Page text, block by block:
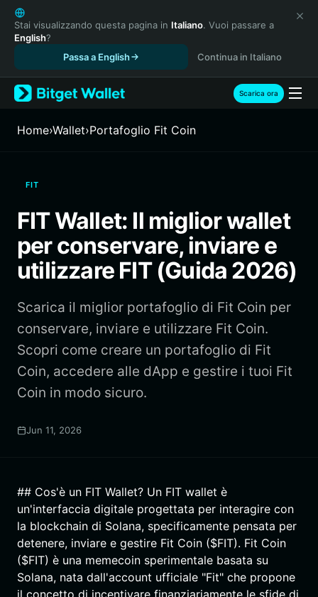
English
日本語
Tiếng Việt
Español (Latinoamérica)
Türkçe
Français
繁體中文
Bahasa Indonesia
ภาษาไทย
Español
Español (Argentina)
Stai visualizzando questa pagina in Italiano. Vuoi passare a
English?
Passa a English
Continua in Italiano
Scarica ora
Home›Wallet›Portafoglio Fit Coin
FIT
FIT Wallet: Il miglior wallet
per conservare, inviare e
utilizzare FIT (Guida 2026)
Scarica il miglior portafoglio di Fit Coin per
conservare, inviare e utilizzare Fit Coin.
Scopri come creare un portafoglio di Fit
Coin, accedere alle dApp e gestire i tuoi Fit
Coin in modo sicuro.
Jun 11, 2026
## Cos'è un FIT Wallet? Un FIT wallet è
un'interfaccia digitale progettata per interagire con
la blockchain di Solana, specificamente pensata per
detenere, inviare e gestire Fit Coin ($FIT). Fit Coin
($FIT) è una memecoin sperimentale basata su
Solana, nata dall'account ufficiale "Fit" che propone
il concetto di incentivare finanziariamente le sfide di